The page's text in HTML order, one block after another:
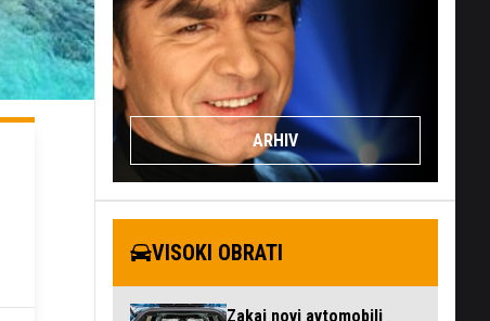
ARHIV
VISOKI OBRATI
Zakaj novi avtomobili